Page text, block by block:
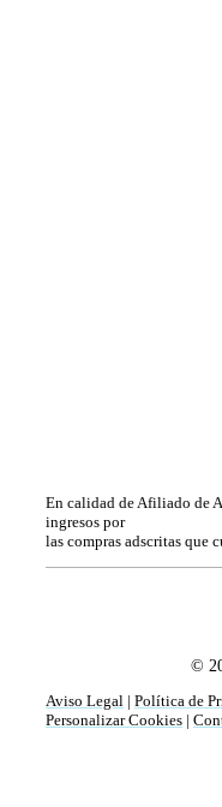
En calidad de Afiliado de
ingresos por
las compras adscritas que
©
Aviso Legal | Política de
Personalizar Cookies |